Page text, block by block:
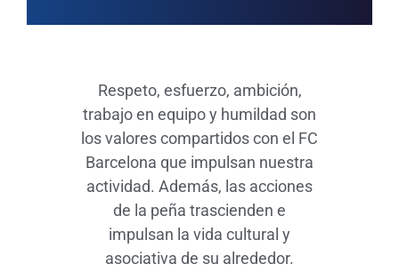
Respeto, esfuerzo, ambición,
trabajo en equipo y humildad son
los valores compartidos con el FC
Barcelona que impulsan nuestra
actividad. Además, las acciones
de la peña trascienden e
impulsan la vida cultural y
asociativa de su alrededor.